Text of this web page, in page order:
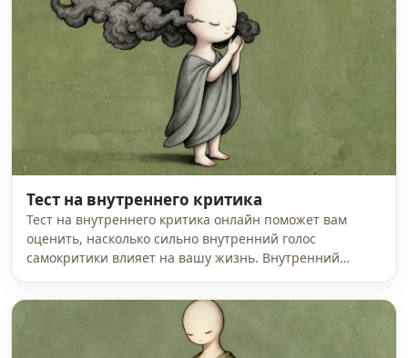
Тест на внутреннего критика
Тест на внутреннего критика онлайн поможет вам
оценить, насколько сильно внутренний голос
самокритики влияет на вашу жизнь. Внутренний…